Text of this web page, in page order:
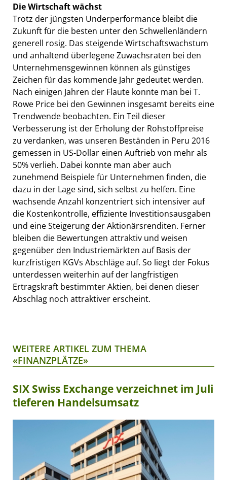
Die Wirtschaft wächst
Trotz der jüngsten Underperformance bleibt die
Zukunft für die besten unter den Schwellenländern
generell rosig. Das steigende Wirtschaftswachstum
und anhaltend überlegene Zuwachsraten bei den
Unternehmensgewinnen können als günstiges
Zeichen für das kommende Jahr gedeutet werden.
Nach einigen Jahren der Flaute konnte man bei T.
Rowe Price bei den Gewinnen insgesamt bereits eine
Trendwende beobachten. Ein Teil dieser
Verbesserung ist der Erholung der Rohstoffpreise
zu verdanken, was unseren Beständen in Peru 2016
gemessen in US-Dollar einen Auftrieb von mehr als
50% verlieh. Dabei konnte man aber auch
zunehmend Beispiele für Unternehmen finden, die
dazu in der Lage sind, sich selbst zu helfen. Eine
wachsende Anzahl konzentriert sich intensiver auf
die Kostenkontrolle, effiziente Investitionsausgaben
und eine Steigerung der Aktionärsrenditen. Ferner
bleiben die Bewertungen attraktiv und weisen
gegenüber den Industriemärkten auf Basis der
kurzfristigen KGVs Abschläge auf. So liegt der Fokus
unterdessen weiterhin auf der langfristigen
Ertragskraft bestimmter Aktien, bei denen dieser
Abschlag noch attraktiver erscheint.
WEITERE ARTIKEL ZUM THEMA
«FINANZPLÄTZE»
SIX Swiss Exchange verzeichnet im Juli
tieferen Handelsumsatz